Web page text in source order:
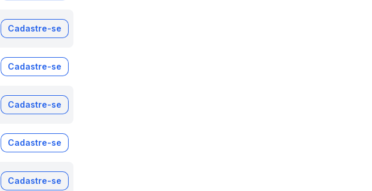
Cadastre-se
Cadastre-se
Cadastre-se
Cadastre-se
Cadastre-se